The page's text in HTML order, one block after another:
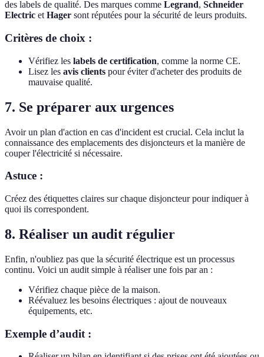
des labels de qualité. Des marques comme Legrand, Schneider
Electric etHager sont réputées pour la sécurité de leurs produits.
Critères de choix :
Vérifiez les labels de certification, comme la norme CE.
Lisez les avis clients pour éviter d'acheter des produits de
mauvaise qualité.
7. Se préparer aux urgences
Avoir un plan d'action en cas d'incident est crucial. Cela inclut la
connaissance des emplacements des disjoncteurs et la manière de
couper l'électricité si nécessaire.
Astuce :
Créez des étiquettes claires sur chaque disjoncteur pour indiquer à
quoi ils correspondent.
8. Réaliser un audit régulier
Enfin, n'oubliez pas que la sécurité électrique est un processus
continu. Voici un audit simple à réaliser une fois par an :
Vérifiez chaque pièce de la maison.
Réévaluez les besoins électriques : ajout de nouveaux
équipements, etc.
Exemple d’audit :